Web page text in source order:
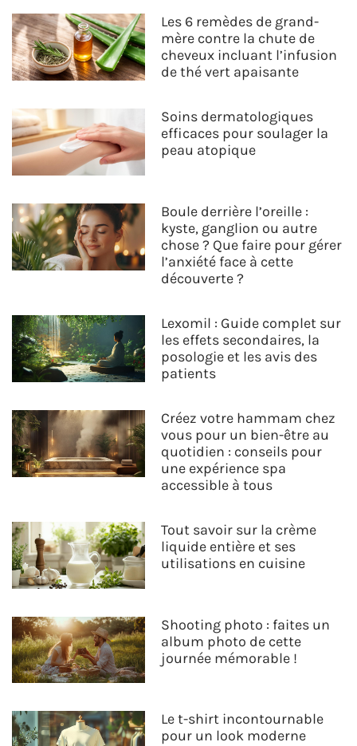
Les 6 remèdes de grand-
mère contre la chute de
cheveux incluant l’infusion
de thé vert apaisante
Soins dermatologiques
efficaces pour soulager la
peau atopique
Boule derrière l’oreille :
kyste, ganglion ou autre
chose ? Que faire pour gérer
l’anxiété face à cette
découverte ?
Lexomil : Guide complet sur
les effets secondaires, la
posologie et les avis des
patients
Créez votre hammam chez
vous pour un bien-être au
quotidien : conseils pour
une expérience spa
accessible à tous
Tout savoir sur la crème
liquide entière et ses
utilisations en cuisine
Shooting photo : faites un
album photo de cette
journée mémorable !
Le t-shirt incontournable
pour un look moderne